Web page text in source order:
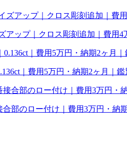
ップ｜クロス彫刻追加｜費用4
｜費用5万円・納期2ヶ月｜鑑
部のロー付け｜費用3万円・納